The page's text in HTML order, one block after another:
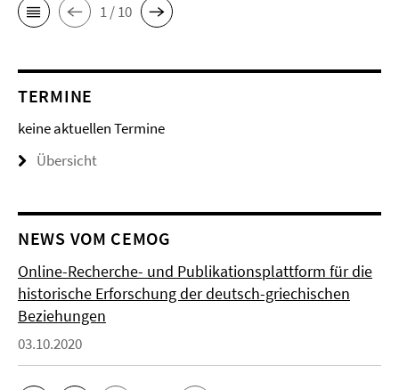
1 / 10
TERMINE
keine aktuellen Termine
Übersicht
NEWS VOM CEMOG
Online-Recherche- und Publikationsplattform für die
historische Erforschung der deutsch-griechischen
Beziehungen
03.10.2020